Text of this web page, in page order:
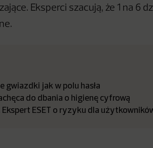
Eksperci szacują, że 1 na 6
gwiazdki jak w polu hasła
do dbania o higienę cyfrową
ESET o ryzyku dla